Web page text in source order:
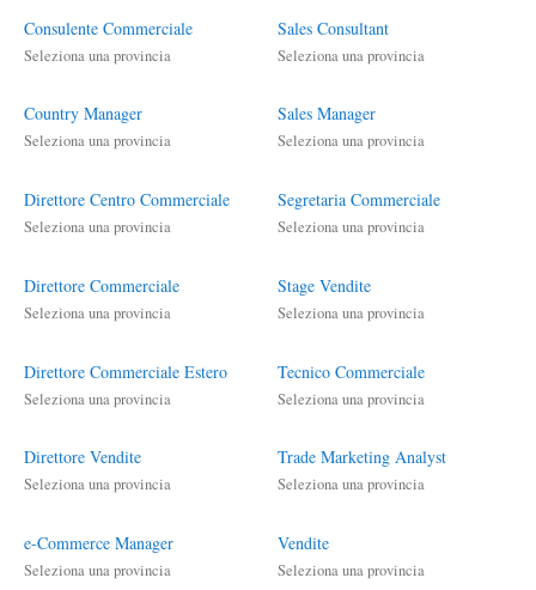
Consulente Commerciale
Seleziona una provincia
Country Manager
Seleziona una provincia
Direttore Centro Commerciale
Seleziona una provincia
Direttore Commerciale
Seleziona una provincia
Direttore Commerciale Estero
Seleziona una provincia
Direttore Vendite
Seleziona una provincia
e-Commerce Manager
Seleziona una provincia
Sales Consultant
Seleziona una provincia
Sales Manager
Seleziona una provincia
Segretaria Commerciale
Seleziona una provincia
Stage Vendite
Seleziona una provincia
Tecnico Commerciale
Seleziona una provincia
Trade Marketing Analyst
Seleziona una provincia
Vendite
Seleziona una provincia